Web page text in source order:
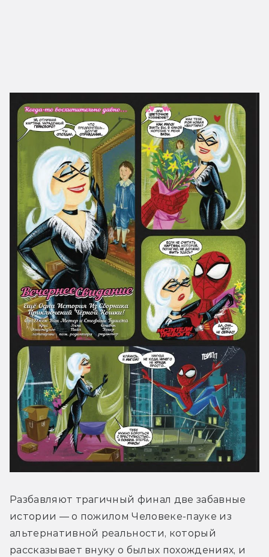
Разбавляют трагичный финал две забавные
истории — о пожилом Человеке-пауке из
альтернативной реальности, который
рассказывает внуку о былых похождениях, и